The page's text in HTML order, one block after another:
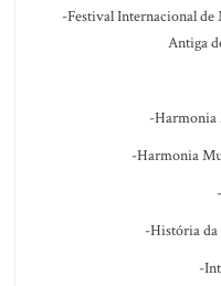
-Festival Internacional
Antiga
-Harmonia
-Harmonia
-História
-